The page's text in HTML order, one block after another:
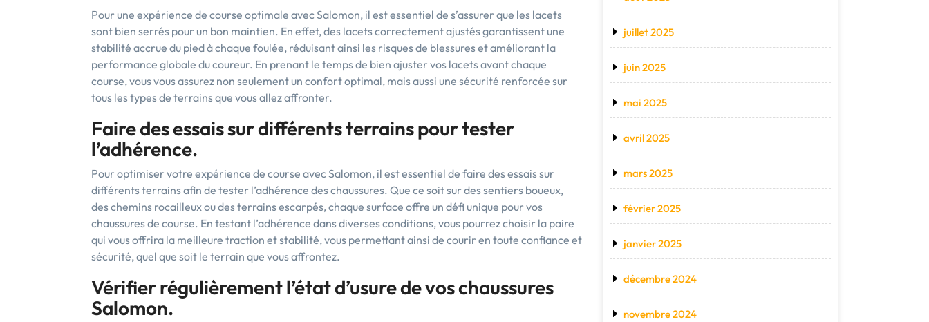
Pour une expérience de course optimale avec Salomon, il est essentiel de s’assurer que les lacets
sont bien serrés pour un bon maintien. En effet, des lacets correctement ajustés garantissent une
stabilité accrue du pied à chaque foulée, réduisant ainsi les risques de blessures et améliorant la
performance globale du coureur. En prenant le temps de bien ajuster vos lacets avant chaque
course, vous vous assurez non seulement un confort optimal, mais aussi une sécurité renforcée sur
tous les types de terrains que vous allez affronter.
Faire des essais sur différents terrains pour tester
l’adhérence.
Pour optimiser votre expérience de course avec Salomon, il est essentiel de faire des essais sur
différents terrains afin de tester l’adhérence des chaussures. Que ce soit sur des sentiers boueux,
des chemins rocailleux ou des terrains escarpés, chaque surface offre un défi unique pour vos
chaussures de course. En testant l’adhérence dans diverses conditions, vous pourrez choisir la paire
qui vous offrira la meilleure traction et stabilité, vous permettant ainsi de courir en toute confiance et
sécurité, quel que soit le terrain que vous affrontez.
Vérifier régulièrement l’état d’usure de vos chaussures
Salomon.
juillet 2025
juin 2025
mai 2025
avril 2025
mars 2025
février 2025
janvier 2025
décembre 2024
novembre 2024